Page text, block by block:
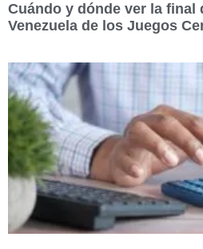
Cuándo y dónde ver la final
Venezuela de los Juegos